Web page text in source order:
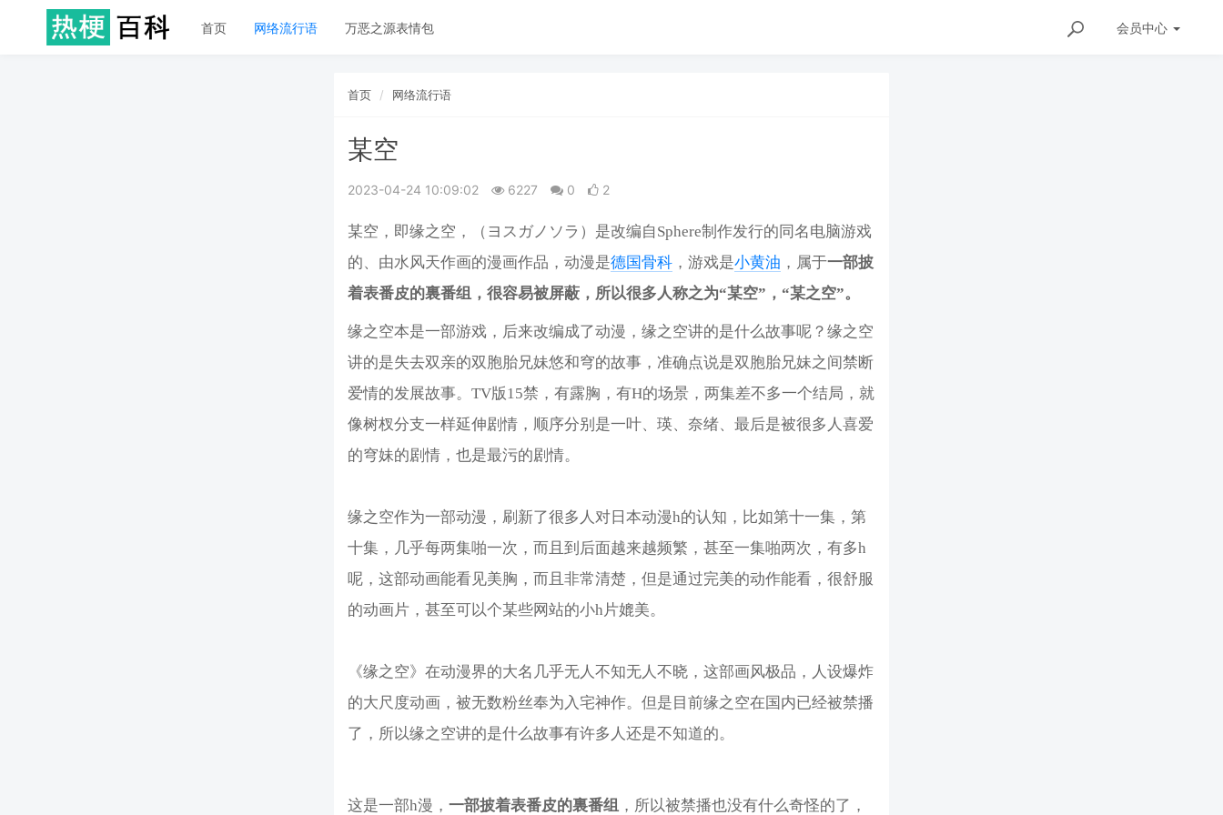
首页 网络流行语 万恶之源表情包 会员中心
首页 网络流行语
某空
2023-04-24 10:09:02 6227 0 2
某空，即缘之空，（ヨスガノソラ）是改编自Sphere制作发行的同名电脑游戏
的、由水风天作画的漫画作品，动漫是德国骨科 ，游戏是小黄油 ，属于一部披
着表番皮的裏番组，很容易被屏蔽，所以很多人称之为“某空”，“某之空”。
缘之空本是一部游戏，后来改编成了动漫，缘之空讲的是什么故事呢？缘之空
讲的是失去双亲的双胞胎兄妹悠和穹的故事，准确点说是双胞胎兄妹之间禁断
爱情的发展故事。TV版15禁，有露胸，有H的场景，两集差不多一个结局，就
像树杈分支一样延伸剧情，顺序分别是一叶、瑛、奈绪、最后是被很多人喜爱
的穹妹的剧情，也是最污的剧情。
缘之空作为一部动漫，刷新了很多人对日本动漫h的认知，比如第十一集，第
十集，几乎每两集啪一次，而且到后面越来越频繁，甚至一集啪两次，有多h
呢，这部动画能看见美胸，而且非常清楚，但是通过完美的动作能看，很舒服
的动画片，甚至可以个某些网站的小h片媲美。
《缘之空》在动漫界的大名几乎无人不知无人不晓，这部画风极品，人设爆炸
的大尺度动画，被无数粉丝奉为入宅神作。但是目前缘之空在国内已经被禁播
了，所以缘之空讲的是什么故事有许多人还是不知道的。
这是一部h漫， 一部披着表番皮的裏番组 ，所以被禁播也没有什么奇怪的了，